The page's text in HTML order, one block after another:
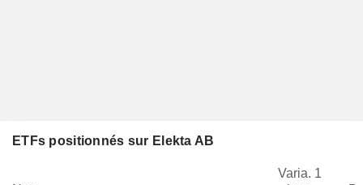
ETFs positionnés sur Elekta AB
Varia. 1